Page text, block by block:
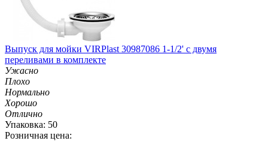
Выпуск для мойки VIRPlast 30987086 1-1/2' с двумя
переливами в комплекте
Ужасно
Плохо
Нормально
Хорошо
Отлично
Упаковка: 50
Розничная цена: